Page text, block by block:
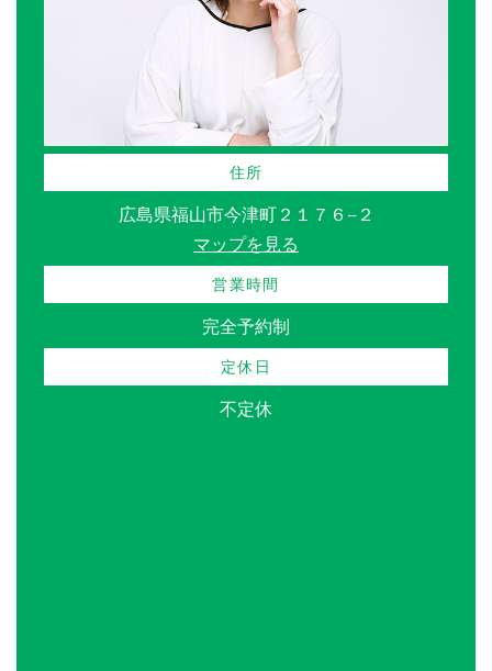
住所
広島県福山市今津町２１７６−２
マップを見る
営業時間
完全予約制
定休日
不定休